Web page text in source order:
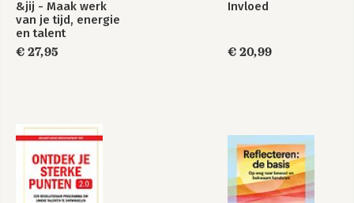
&jij - Maak werk
van je tijd, energie
en talent
€ 27,95
Invloed
€ 20,99